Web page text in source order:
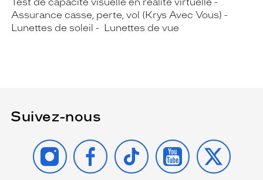
Assurance casse, perte, vol (Krys Avec Vous)
Lunettes de soleil
Lunettes de vue
Suivez-nous
INSTAGRAMFACEBOOK
TIKTOK YOUTUBE
X